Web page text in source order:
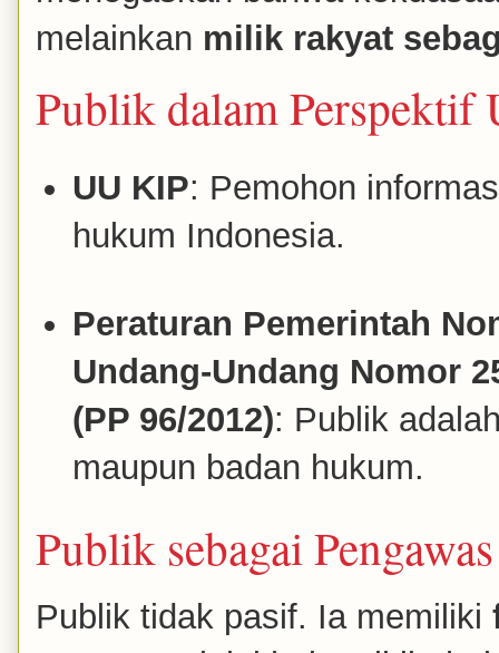
melainkan milik rakyat
Publik dalam Perspektif
UU KIP: Pemohon
hukum Indonesia.
Peraturan Pemerintah
Undang-Undang Nomor
(PP 96/2012): Publik
maupun badan hukum.
Publik sebagai
Publik tidak pasif. Ia memiliki